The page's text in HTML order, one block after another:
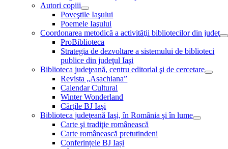
Autori copiii
Poveştile Iaşului
Poemele Iaşului
Coordonarea metodică a activităţii bibliotecilor din judeţ
ProBiblioteca
Strategia de dezvoltare a sistemului de biblioteci
publice din judeţul Iaşi
Biblioteca judeţeană, centru editorial şi de cercetare
Revista „Asachiana”
Calendar Cultural
Winter Wonderland
Cărţile BJ Iaşi
Biblioteca judeţeană Iaşi, în România şi în lume
Carte şi tradiţie românească
Carte românească pretutindeni
Conferințele BJ Iași